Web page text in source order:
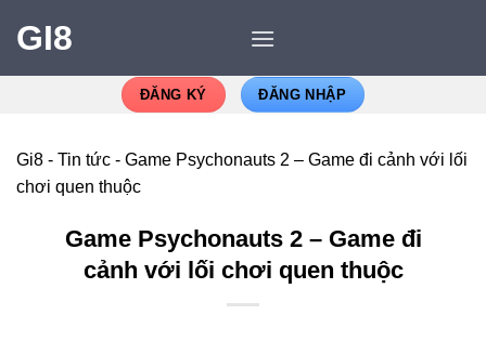
GI8
ĐĂNG KÝ ĐĂNG NHẬP
Gi8 - Tin tức - Game Psychonauts 2 – Game đi cảnh với lối
chơi quen thuộc
Game Psychonauts 2 – Game đi
cảnh với lối chơi quen thuộc